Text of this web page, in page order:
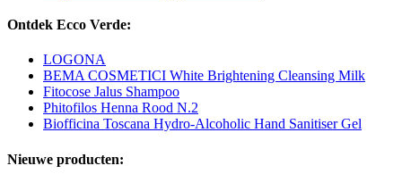
Ontdek Ecco Verde:
LOGONA
BEMA COSMETICI White Brightening Cleansing Milk
Fitocose Jalus Shampoo
Phitofilos Henna Rood N.2
Biofficina Toscana Hydro-Alcoholic Hand Sanitiser Gel
Nieuwe producten: